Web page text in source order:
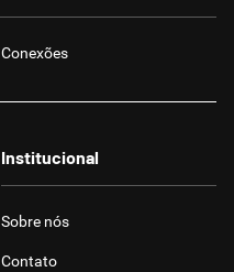
Conexões
Institucional
Sobre nós
Contato